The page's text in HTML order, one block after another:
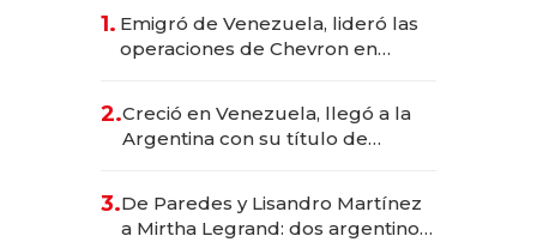
1. Emigró de Venezuela, lideró las
operaciones de Chevron en
2.Creció en Venezuela, llegó a la
Argentina con su título de
las marcas "fast premium"
3.De Paredes y Lisandro Martínez
a Mirtha Legrand: dos argentinos